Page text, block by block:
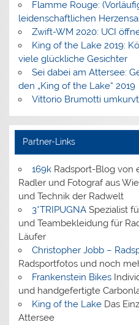
Flamme Rouge:
leidenschaftlichen
Zwift-WM 2020: UCI
King of the Lake 2019:
viele glückliche Gesichter
Sei dabei am Attersee:
den „King of the Lake“ 2019
Vittorio Brumotti
Partner-Links
169kRadsport-Blog von
Radler und Fotograf aus
und Technik der Radwelt
3*TRIPUGNASpezialist
und Teambekleidung für
Läufer
Christopher Jobb –
Radsportfotos und noch
Frankenstein Bikes
und handgefertigte
King of the LakeDas
Attersee